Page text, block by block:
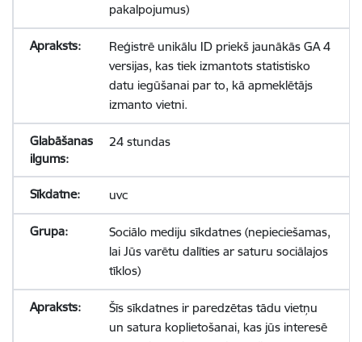
pakalpojumus)
Reģistrē unikālu ID priekš jaunākās GA 4
versijas, kas tiek izmantots statistisko
datu iegūšanai par to, kā apmeklētājs
izmanto vietni.
24 stundas
uvc
Sociālo mediju sīkdatnes (nepieciešamas,
lai Jūs varētu dalīties ar saturu sociālajos
tīklos)
Šīs sīkdatnes ir paredzētas tādu vietņu
un satura koplietošanai, kas jūs interesē